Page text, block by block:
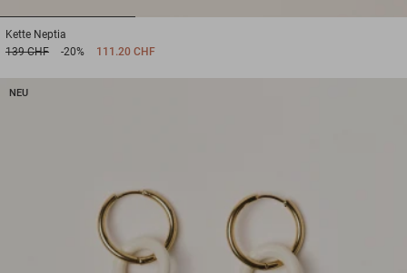
Kette Neptia
139 CHF
-20% 111.20 CHF
NEU